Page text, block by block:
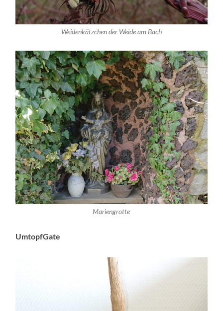
Weidenkätzchen der Weide am Bach
Mariengrotte
UmtopfGate